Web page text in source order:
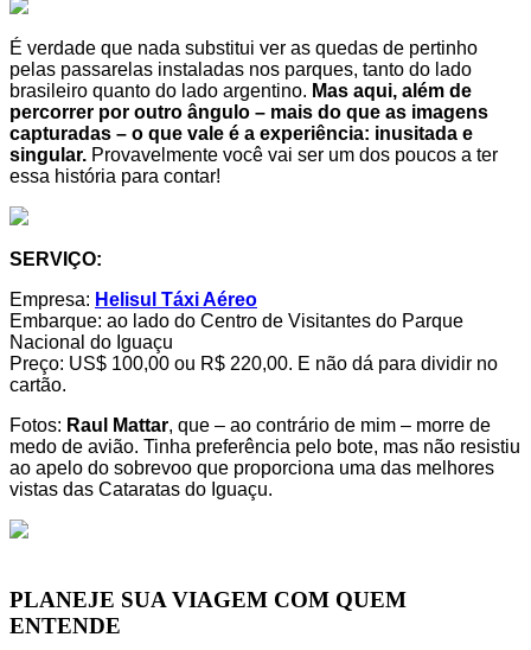
É verdade que nada substitui ver as quedas de pertinho
pelas passarelas instaladas nos parques, tanto do lado
brasileiro quanto do lado argentino. Mas aqui, além de
percorrer por outro ângulo – mais do que as imagens
capturadas – o que vale é a experiência: inusitada e
singular. Provavelmente você vai ser um dos poucos a ter
essa história para contar!
SERVIÇO:
Empresa: Helisul Táxi Aéreo
Embarque: ao lado do Centro de Visitantes do Parque
Nacional do Iguaçu
Preço: US$ 100,00 ou R$ 220,00. E não dá para dividir no
cartão.
Fotos: Raul Mattar, que – ao contrário de mim – morre de
medo de avião. Tinha preferência pelo bote, mas não resistiu
ao apelo do sobrevoo que proporciona uma das melhores
vistas das Cataratas do Iguaçu.
PLANEJE SUA VIAGEM COM QUEM
ENTENDE